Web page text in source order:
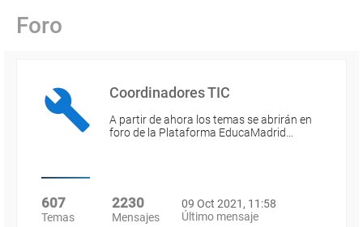
Foro
Coordinadores TIC
A partir de ahora los temas se abrirán en
foro de la Plataforma EducaMadrid…
607
Temas
2230
Mensajes
09 Oct 2021, 11:58
Último mensaje